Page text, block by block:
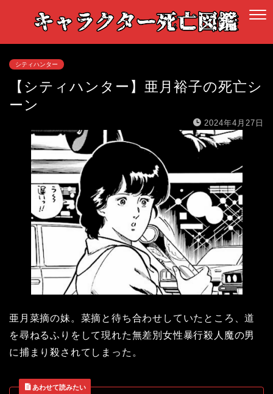
シティハンター
【シティハンター】亜月裕子の死亡シ
ーン
2024年4月27日
亜月菜摘の妹。菜摘と待ち合わせしていたところ、道
を尋ねるふりをして現れた無差別女性暴行殺人魔の男
に捕まり殺されてしまった。
あわせて読みたい